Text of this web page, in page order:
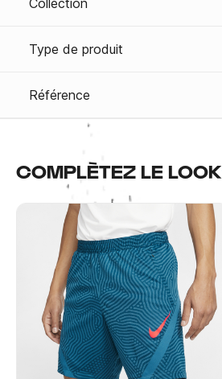
Collection
Type de produit
Référence
COMPLÈTEZ LE LOOK